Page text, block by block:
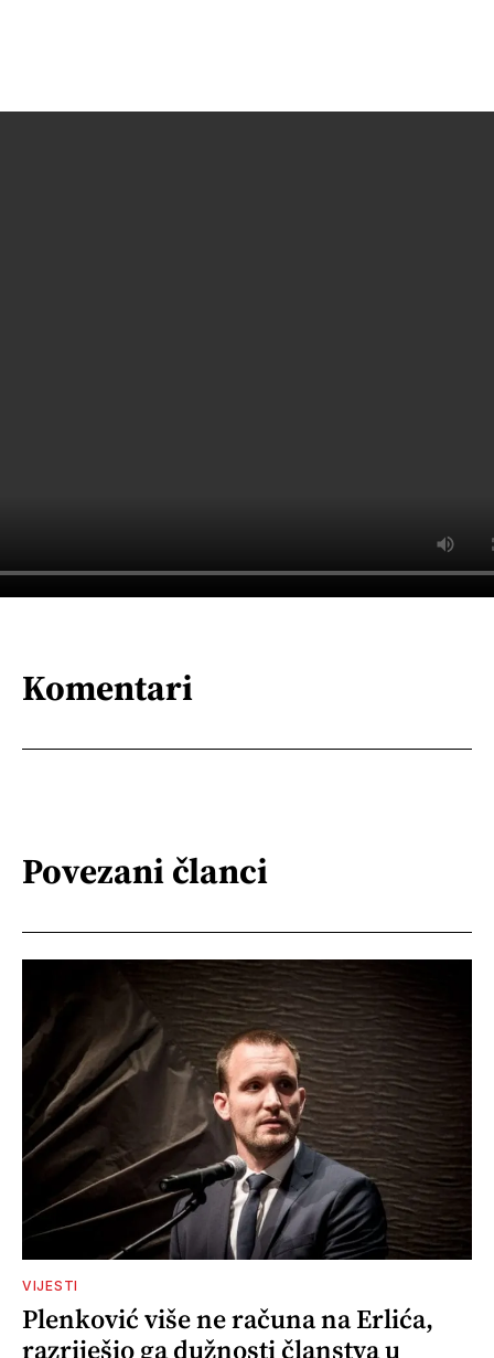
Komentari
Povezani članci
VIJESTI
Plenković više ne računa na Erlića,
razriješio ga dužnosti članstva u